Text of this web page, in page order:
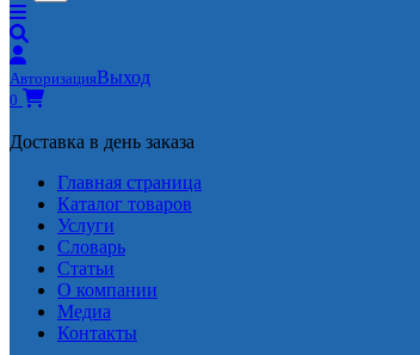
АвторизацияВыход
0
Доставка в день заказа
Главная страница
Каталог товаров
Услуги
Словарь
Статьи
О компании
Медиа
Контакты